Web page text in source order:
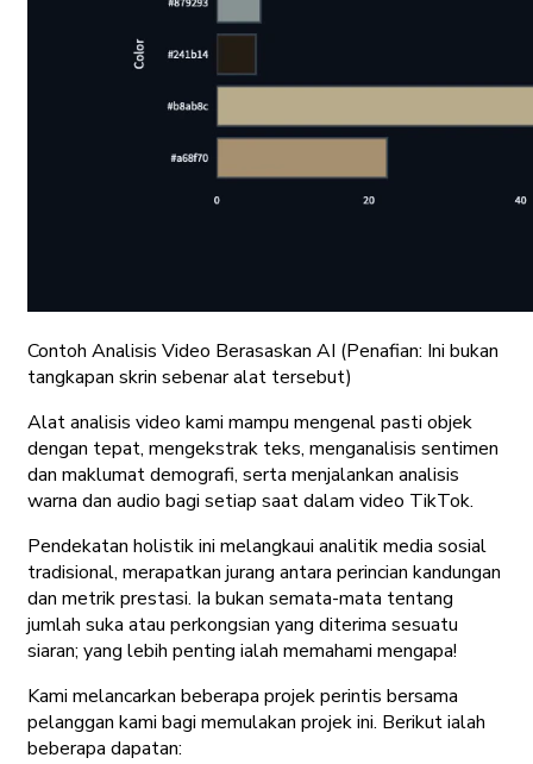
Contoh Analisis Video Berasaskan AI (Penafian: Ini bukan
tangkapan skrin sebenar alat tersebut)
Alat analisis video kami mampu mengenal pasti objek
dengan tepat, mengekstrak teks, menganalisis sentimen
dan maklumat demografi, serta menjalankan analisis
warna dan audio bagi setiap saat dalam video TikTok.
Pendekatan holistik ini melangkaui analitik media sosial
tradisional, merapatkan jurang antara perincian kandungan
dan metrik prestasi. Ia bukan semata-mata tentang
jumlah suka atau perkongsian yang diterima sesuatu
siaran; yang lebih penting ialah memahami mengapa!
Kami melancarkan beberapa projek perintis bersama
pelanggan kami bagi memulakan projek ini. Berikut ialah
beberapa dapatan: